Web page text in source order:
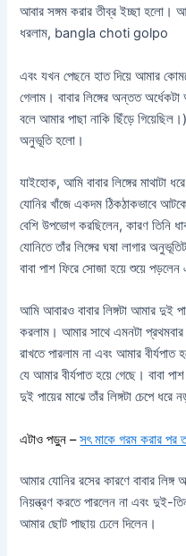
আবার সঙ্গম করার তীব্র ইচ্ছা হলো।
ধরলাম, bangla choti golpo
এবং যখন পেছনে হাত দিয়ে আমার
গেলাম। বাবার লিঙ্গের অন্তত
বলে আমার পাছা নাকি ছিঁড়ে
অনুভূতি হলো।
যাইহোক, আমি বাবার লিঙ্গের মাথাটা
যোনির খাঁজে একদম ঠিকঠাকভাবে
বেশি উপভোগ করছিলেন, কারণ তিনি
যোনিতে তাঁর লিঙ্গের ঘষা লাগার
বাবা পাশ ফিরে সোজা হয়ে শুয়ে
আমি আবারও বাবার লিঙ্গটা আমার দুই
করলাম। আমার সাথে এমনটা প্রথমবার
রাখতে পারলাম না এবং আমার
যে আমার বীর্যপাত হয়ে গেছে। বাবা
দুই পায়ের মাঝে তাঁর লিঙ্গটা চেপে ধরে
এটাও পড়ুন – সৎ মাকে গরম করার পর
আমার যোনির রসের কারণে বাবার
নিয়ন্ত্রণ করতে পারলেন না এবং দুই-
আমার ছোট পাছায় ঢেলে দিলেন।